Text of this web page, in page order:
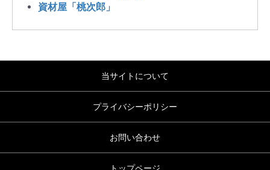
資材屋「桃次郎」
当サイトについて
プライバシーポリシー
お問い合わせ